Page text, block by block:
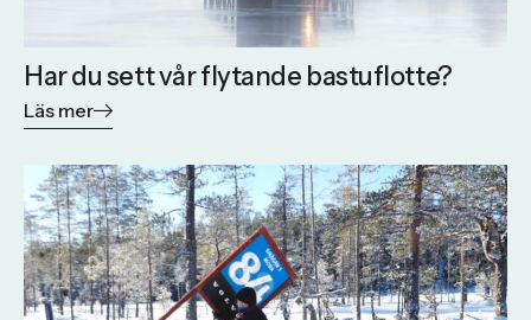
Har du sett vår flytande bastuflotte?
Läs mer